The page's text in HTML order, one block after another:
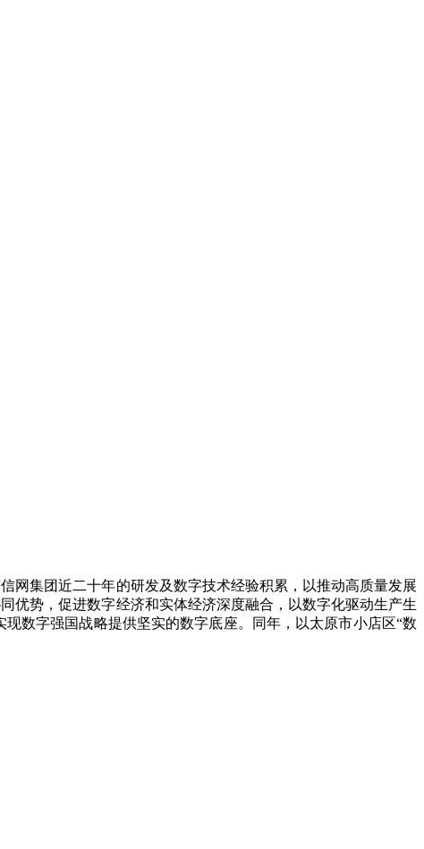
网集团近二十年的研发及数字技术经验积累，以推动高质量发展
优势，促进数字经济和实体经济深度融合，以数字化驱动生产生
数字强国战略提供坚实的数字底座。同年，以太原市小店区“数